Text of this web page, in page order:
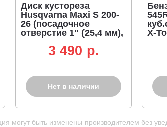
Диск кустореза
Husqvarna Maxi S 200-
26 (посадочное
отверстие 1" (25,4 мм),
3 490 p.
Нет в наличии
X-
могут быть изменены производителем без